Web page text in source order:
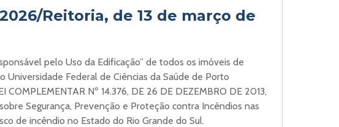
Reitoria, de 13 de março de
pelo Uso da Edificação” de todos os imóveis de
Universidade Federal de Ciências da Saúde de Porto
COMPLEMENTAR Nº 14.376, DE 26 DE DEZEMBRO DE 2013,
Segurança, Prevenção e Proteção contra Incêndios nas
de incêndio no Estado do Rio Grande do Sul.